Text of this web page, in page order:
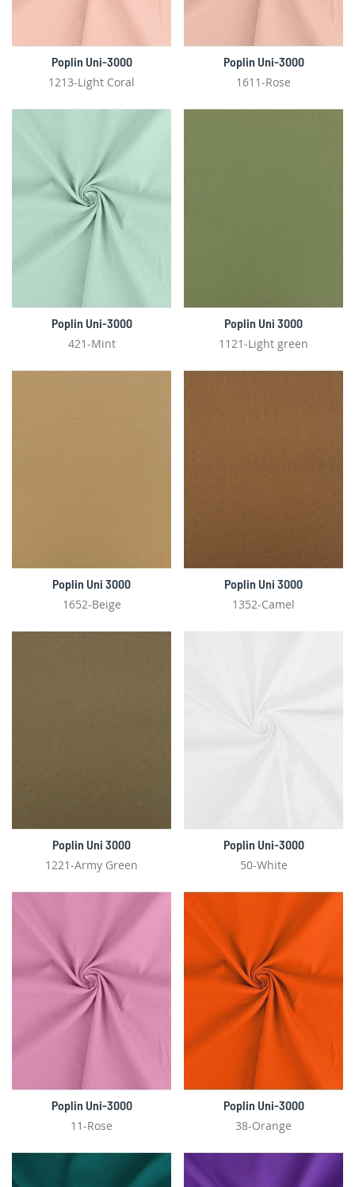
Poplin Uni-3000
1213-Light Coral
Poplin Uni-3000
1611-Rose
Poplin Uni-3000
421-Mint
Poplin Uni 3000
1121-Light green
Poplin Uni 3000
1652-Beige
Poplin Uni 3000
1352-Camel
Poplin Uni 3000
1221-Army Green
Poplin Uni-3000
50-White
Poplin Uni-3000
11-Rose
Poplin Uni-3000
38-Orange